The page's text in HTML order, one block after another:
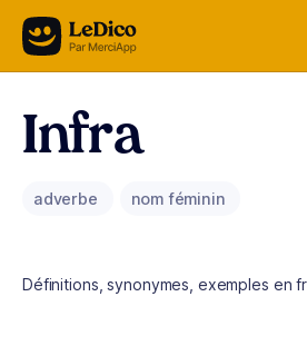
Aller au contenu
Infra
adverbe nom féminin
Définitions, synonymes, exemples en